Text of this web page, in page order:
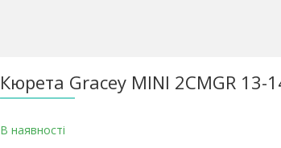
Кюрета Gracey MINI 2CMGR 13-
В наявності